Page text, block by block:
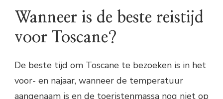
Wanneer is de beste reistijd
voor Toscane?
De beste tijd om Toscane te bezoeken is in het
voor- en najaar, wanneer de temperatuur
aangenaam is en de toeristenmassa nog niet op